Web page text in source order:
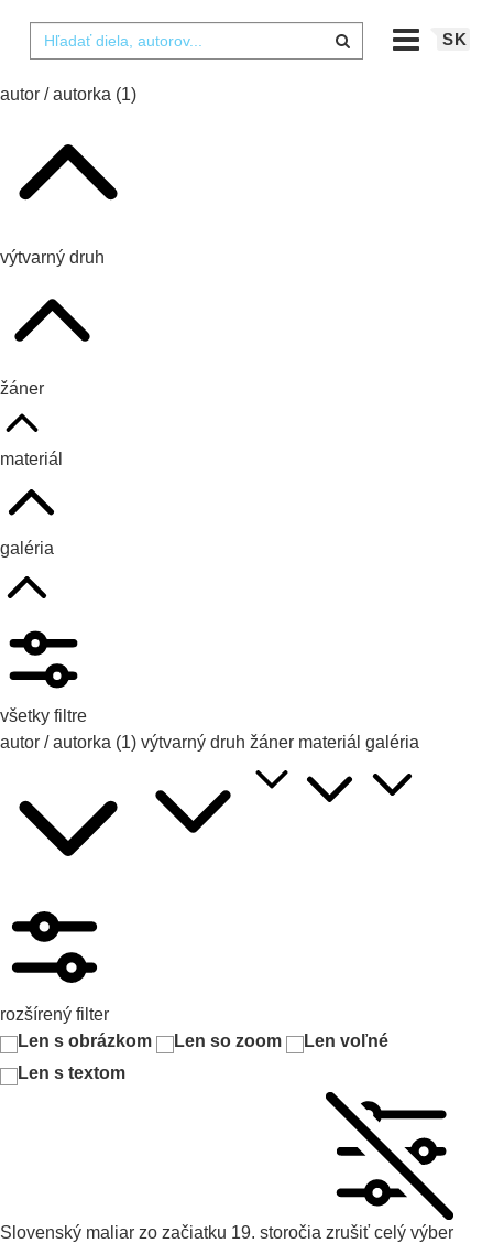
SK
autor / autorka (1)
výtvarný druh
žáner
materiál
galéria
všetky filtre
autor / autorka (1) výtvarný druh žáner materiál galéria
rozšírený filter
Len s obrázkom
Len so zoom
Len voľné
Len s textom
Slovenský maliar zo začiatku 19. storočia zrušiť celý výber